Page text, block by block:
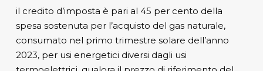
il credito d’imposta è pari al 45 per cento della
spesa sostenuta per l’acquisto del gas naturale,
consumato nel primo trimestre solare dell’anno
2023, per usi energetici diversi dagli usi